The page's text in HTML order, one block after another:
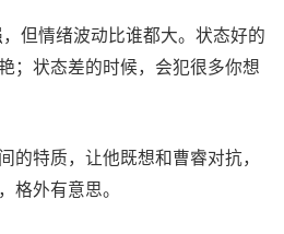
但情绪波动比谁都大。状态好的
；状态差的时候，会犯很多你想
的特质，让他既想和曹睿对抗，
格外有意思。